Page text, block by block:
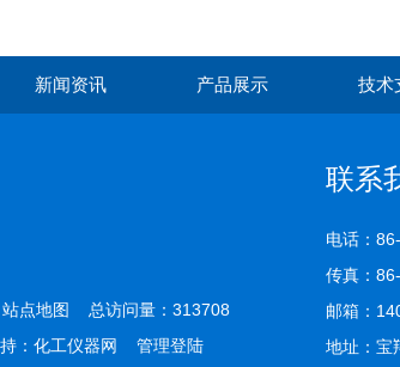
新闻资讯 产品展示 技术
站点地图
总访问量：313708
： 化工仪器网 管理登陆
联系
电话：
传真：
邮箱：
地址：宝